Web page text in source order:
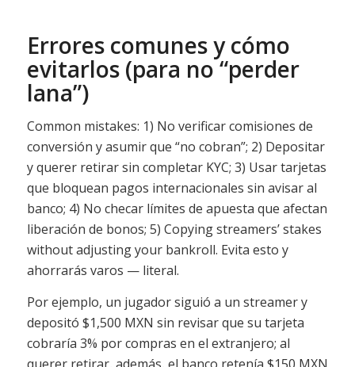
Errores comunes y cómo
evitarlos (para no “perder
lana”)
Common mistakes: 1) No verificar comisiones de
conversión y asumir que “no cobran”; 2) Depositar
y querer retirar sin completar KYC; 3) Usar tarjetas
que bloquean pagos internacionales sin avisar al
banco; 4) No checar límites de apuesta que afectan
liberación de bonos; 5) Copying streamers’ stakes
without adjusting your bankroll. Evita esto y
ahorrarás varos — literal.
Por ejemplo, un jugador siguió a un streamer y
depositó $1,500 MXN sin revisar que su tarjeta
cobraría 3% por compras en el extranjero; al
querer retirar, además, el banco retenía $150 MXN